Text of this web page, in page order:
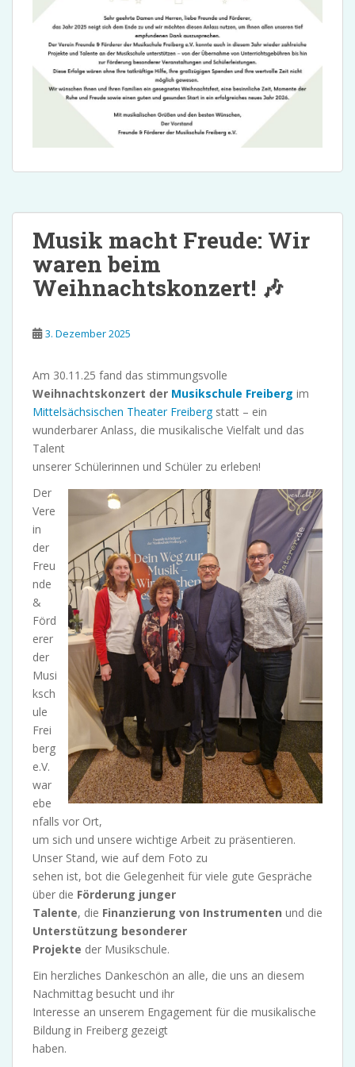
Musik macht Freude: Wir
waren beim
Weihnachtskonzert! 🎶
3. Dezember 2025
Am 30.11.25 fand das stimmungsvolle
Weihnachtskonzert der Musikschule Freiberg im
Mittelsächsischen Theater Freibergstatt – ein
wunderbarer Anlass, die musikalische Vielfalt und das
Talent
unserer Schülerinnen und Schüler zu erleben!
Der
Vere
in
der
Freu
nde
&
Förd
erer
der
Musi
ksch
ule
Frei
berg
e.V.
war
ebe
nfalls vor Ort,
um sich und unsere wichtige Arbeit zu präsentieren.
Unser Stand, wie auf dem Foto zu
sehen ist, bot die Gelegenheit für viele gute Gespräche
über die Förderung junger
Talente, die Finanzierung von Instrumenten und die
Unterstützung besonderer
Projekte der Musikschule.
Ein herzliches Dankeschön an alle, die uns an diesem
Nachmittag besucht und ihr
Interesse an unserem Engagement für die musikalische
Bildung in Freiberg gezeigt
haben.